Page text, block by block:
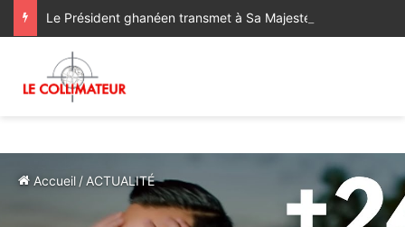
Accueil / ACTUALITÉ